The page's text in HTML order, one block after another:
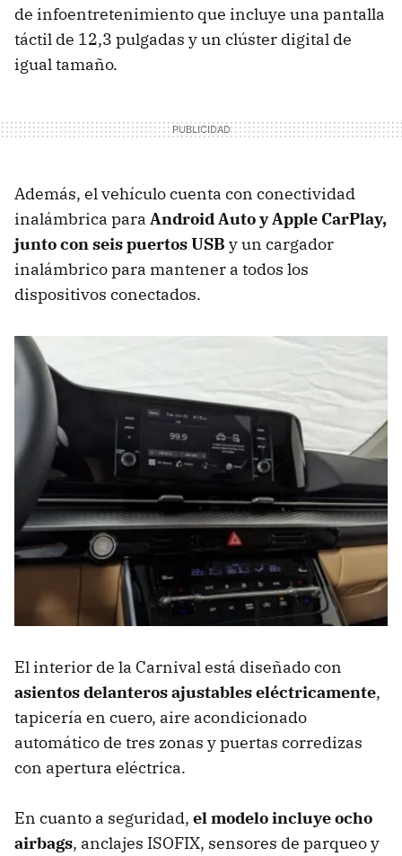
de infoentretenimiento que incluye una pantalla
táctil de 12,3 pulgadas y un clúster digital de
igual tamaño.
Además, el vehículo cuenta con conectividad
inalámbrica para Android Auto y Apple CarPlay,
junto con seis puertos USB y un cargador
inalámbrico para mantener a todos los
dispositivos conectados.
El interior de la Carnival está diseñado con
asientos delanteros ajustables eléctricamente,
tapicería en cuero, aire acondicionado
automático de tres zonas y puertas corredizas
con apertura eléctrica.
En cuanto a seguridad, el modelo incluye ocho
airbags, anclajes ISOFIX, sensores de parqueo y